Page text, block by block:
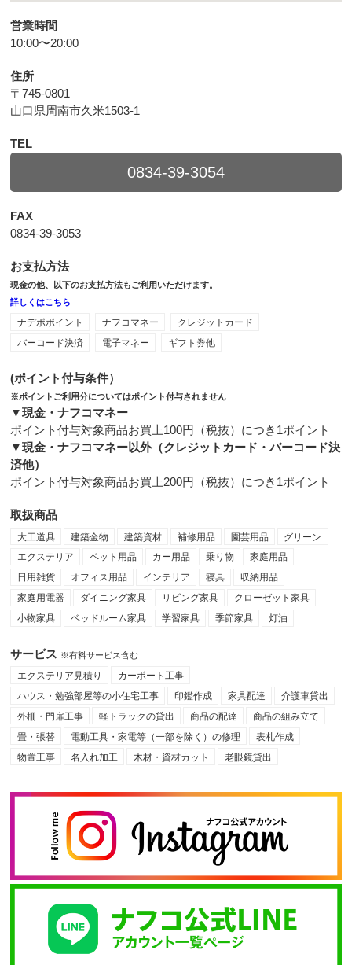
営業時間
10:00〜20:00
住所
〒745-0801
山口県周南市久米1503-1
TEL
0834-39-3054
FAX
0834-39-3053
お支払方法
現金の他、以下のお支払方法もご利用いただけます。
詳しくはこちら
ナデポポイント ナフコマネー
クレジットカード
バーコード決済
電子マネー ギフト券他
(ポイント付与条件）
※ポイントご利用分についてはポイント付与されません
▼現金・ナフコマネー
ポイント付与対象商品お買上100円（税抜）につき1ポイント
▼現金・ナフコマネー以外（クレジットカード・バーコード決
済他）
ポイント付与対象商品お買上200円（税抜）につき1ポイント
取扱商品
大工道具 建築金物 建築資材 補修用品 園芸用品
グリーン
エクステリア
ペット用品 カー用品 乗り物
家庭用品
日用雑貨
オフィス用品 インテリア 寝具
収納用品
家庭用電器
ダイニング家具 リビング家具
クローゼット家具
小物家具
ベッドルーム家具 学習家具 季節家具 灯油
サービス ※有料サービス含む
エクステリア見積り
カーポート工事
ハウス・勉強部屋等の小住宅工事
印鑑作成 家具配達
介護車貸出
外柵・門扉工事
軽トラックの貸出 商品の配達
商品の組み立て
畳・張替
電動工具・家電等（一部を除く）の修理
表札作成
物置工事
名入れ加工 木材・資材カット 老眼鏡貸出